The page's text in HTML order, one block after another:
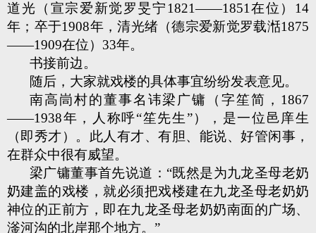
道光（宣宗爱新觉罗旻宁1821——1851在位）14
年；卒于1908年，清光绪（德宗爱新觉罗载湉1875
——1909在位）33年。
书接前边。
随后，大家就戏楼的具体事宜纷纷发表意见。
南高峝村的董事名讳梁广镛（字笙简，1867
——1938年，人称呼“笙先生”），是一位邑庠生
（即秀才）。此人有才、有胆、能说、好管闲事，
在群众中很有威望。
梁广镛董事首先说道：“既然是为九龙圣母老奶
奶建盖的戏楼，就必须把戏楼建在九龙圣母老奶奶
神位的正前方，即在九龙圣母老奶奶南面的广场、
滏河沟的北岸那个地方。”